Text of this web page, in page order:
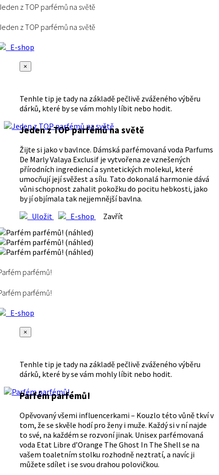
z TOP parfémů na světě
z TOP parfémů na světě
E-shop
×
Tenhle tip je tady na základě pečlivě zváženého výběru
dárků, které by se vám mohly líbit nebo hodit.
Jeden z TOP parfémů na světě
Žijte si jako v bavlnce. Dámská parfémovaná voda Parfums
De Marly Valaya Exclusif je vytvořena ze vznešených
přírodních ingrediencí a syntetických molekul, které
umocňují její svěžest a sílu. Tato dokonalá harmonie dává
vůni schopnost zahalit pokožku do pocitu hebkosti, jako
by jí objímala tak nejjemnější bavlna.
Uložit
E-shop Zavřít
parfémů!
parfémů!
E-shop
×
Tenhle tip je tady na základě pečlivě zváženého výběru
dárků, které by se vám mohly líbit nebo hodit.
Parfém parfémů!
Opěvovaný všemi influencerkami – Kouzlo této vůně tkví v
tom, že se skvěle hodí pro ženy i muže. Každý si v ní najde
to své, na každém se rozvoní jinak. Unisex parfémovaná
voda Etat Libre d’Orange The Ghost In The Shell se na
vašem toaletním stolku rozhodně neztratí, a navíc ji
můžete sdílet i se svou drahou polovičkou.